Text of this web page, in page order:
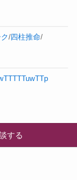
/四柱推命/
する